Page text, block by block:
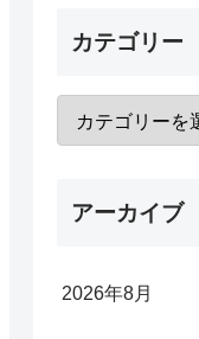
カテゴリー
アーカイブ
2026年8月